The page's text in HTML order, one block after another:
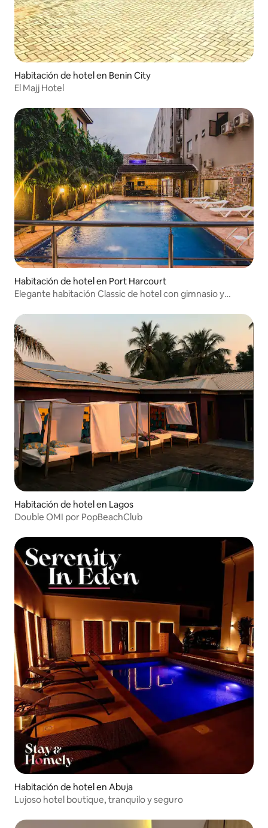
Habitación de hotel en Benin City
El Majj Hotel
Habitación de hotel en Port Harcourt
Elegante habitación Classic de hotel con gimnasio y
Habitación de hotel en Lagos
Double OMI por PopBeachClub
Habitación de hotel en Abuja
Lujoso hotel boutique, tranquilo y seguro